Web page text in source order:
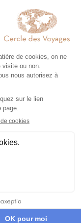
itinéraire
expert
votre image,
à votre rythme.
: nous nous
vous reste plus
personnalisé
essentielles.
reste